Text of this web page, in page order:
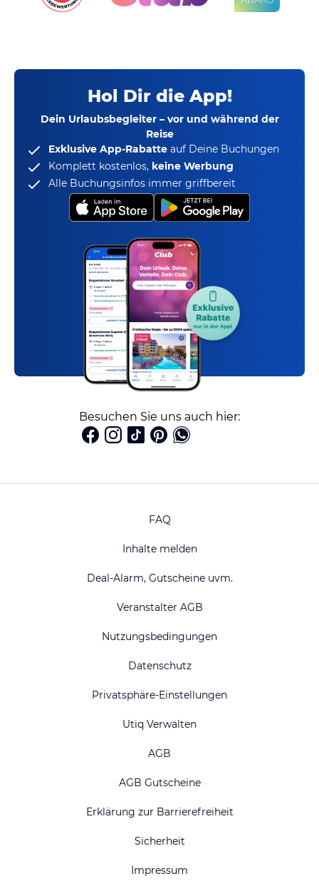
Hol Dir die App!
Dein Urlaubsbegleiter – vor und während der
Reise
Exklusive App-Rabatte auf Deine Buchungen
Komplett kostenlos, keine Werbung
Alle Buchungsinfos immer griffbereit
Besuchen Sie uns auch hier:
FAQ
Inhalte melden
Deal-Alarm, Gutscheine uvm.
Veranstalter AGB
Nutzungsbedingungen
Datenschutz
Privatsphäre-Einstellungen
Utiq Verwalten
AGB
AGB Gutscheine
Erklärung zur Barrierefreiheit
Sicherheit
Impressum